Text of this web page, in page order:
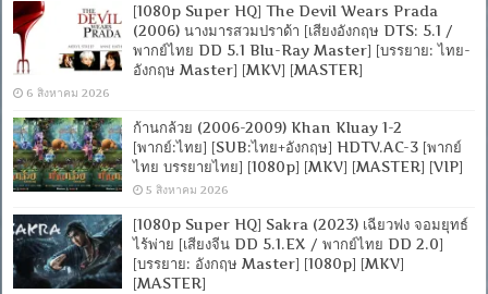
[1080p Super HQ] The Devil Wears Prada
(2006) นางมารสวมปราด้า [เสียงอังกฤษ DTS: 5.1 /
พากย์ไทย DD 5.1 Blu-Ray Master] [บรรยาย: ไทย-
อังกฤษ Master] [MKV] [MASTER]
6 สิงหาคม 2026
ก้านกล้วย (2006-2009) Khan Kluay 1-2
[พากย์:ไทย] [SUB:ไทย+อังกฤษ] HDTV.AC-3 [พากย์
ไทย บรรยายไทย] [1080p] [MKV] [MASTER] [VIP]
5 สิงหาคม 2026
[1080p Super HQ] Sakra (2023) เฉียวฟง จอมยุทธ์
ไร้พ่าย [เสียงจีน DD 5.1.EX / พากย์ไทย DD 2.0]
[บรรยาย: อังกฤษ Master] [1080p] [MKV]
[MASTER]